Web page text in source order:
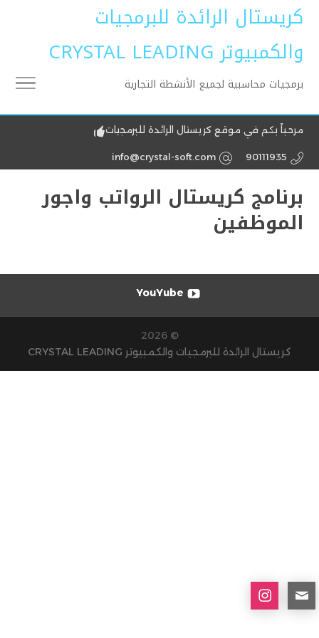
كريستال الرائدة للبرمجيات
والكمبيوتر CRYSTAL LEADING
برمجيات محاسبية لجميع الأنشطة التجارية
مرحباً بكم في موقع كريستال الرائدة للبرمجيات
90111935
info@crystal-soft.com
برنامج كريستال الرواتب واجور
الموظفين
YouYube
© 2026
كريستال الرائدة للبرمجيات والكمبيوتر CRYSTAL LEADING